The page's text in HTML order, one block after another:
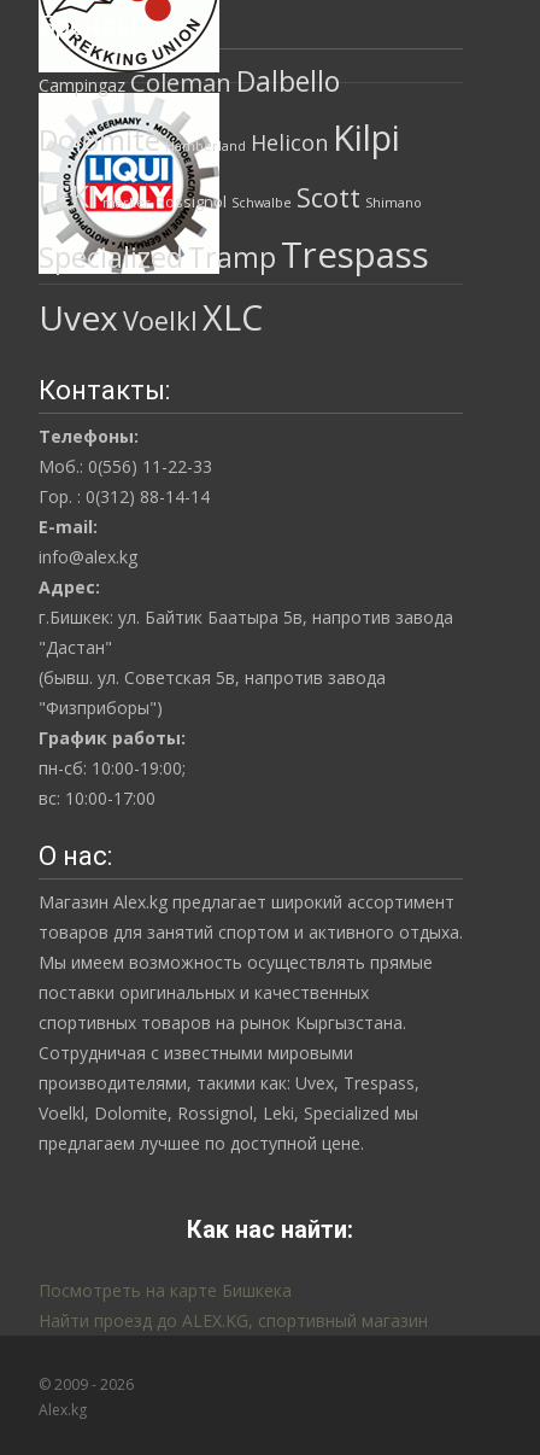
Бренды:
Campingaz Coleman Dalbello
Dolomite Hamberland Helicon Kilpi
LEKI marker Rossignol Schwalbe Scott Shimano
SpecializedTrampTrespass
UvexVoelkl XLC
Контакты:
Телефоны:
Моб.: 0(556) 11-22-33
Гор. : 0(312) 88-14-14
E-mail:
info@alex.kg
Адрес:
г.Бишкек: ул. Байтик Баатыра 5в, напротив завода
"Дастан"
(бывш. ул. Советская 5в, напротив завода
"Физприборы")
График работы:
пн-сб: 10:00-19:00;
вс: 10:00-17:00
О нас:
Магазин Alex.kg предлагает широкий ассортимент
товаров для занятий спортом и активного отдыха.
Мы имеем возможность осуществлять прямые
поставки оригинальных и качественных
спортивных товаров на рынок Кыргызстана.
Сотрудничая с известными мировыми
производителями, такими как: Uvex, Trespass,
Voelkl, Dolomite, Rossignol, Leki, Specialized мы
предлагаем лучшее по доступной цене.
Как нас найти:
Посмотреть на карте Бишкека
Найти проезд до ALEX.KG, спортивный магазин
© 2009 - 2026
Alex.kg